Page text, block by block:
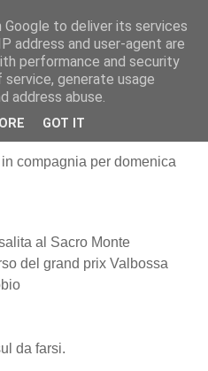
compagnia per domenica
al Sacro Monte
del grand prix Valbossa
da farsi.
to deliver its services
address and user-agent are
performance and security
generate usage
address abuse.
GOT IT